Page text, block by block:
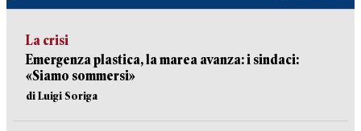
La crisi
Emergenza plastica, la marea avanza: i sindaci:
«Siamo sommersi»
di Luigi Soriga